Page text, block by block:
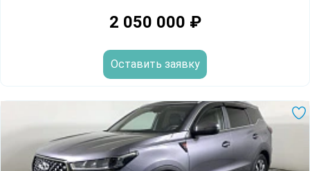
2 050 000 ₽
Оставить заявку